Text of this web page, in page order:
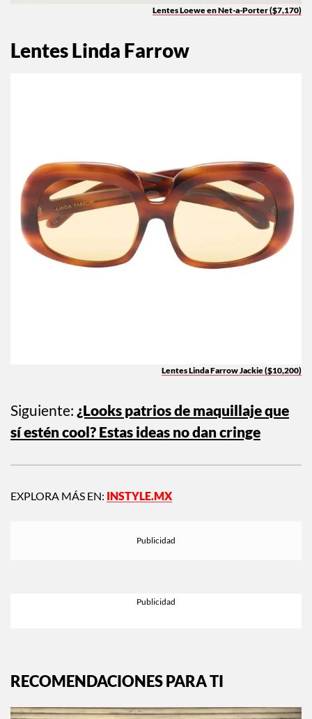
Lentes Loewe en Net-a-Porter ($7,170)
Lentes Linda Farrow
Lentes Linda Farrow Jackie ($10,200)
Siguiente: ¿Looks patrios de maquillaje que
sí estén cool? Estas ideas no dan cringe
EXPLORA MÁS EN: INSTYLE.MX
RECOMENDACIONES PARA TI